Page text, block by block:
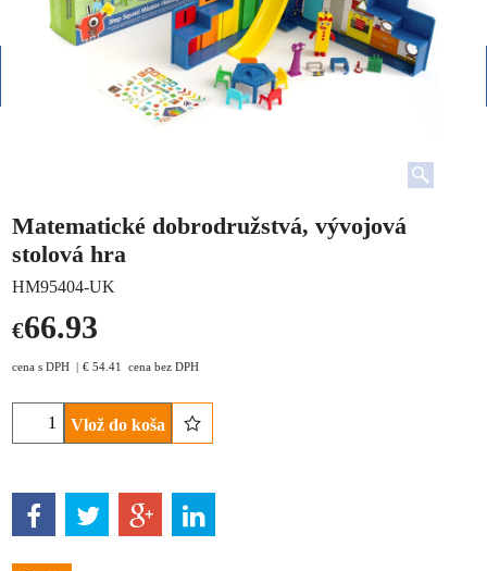
Matematické dobrodružstvá, vývojová
stolová hra
HM95404-UK
€66.93
cena s DPH € 54.41 cena bez DPH
Vlož do koša